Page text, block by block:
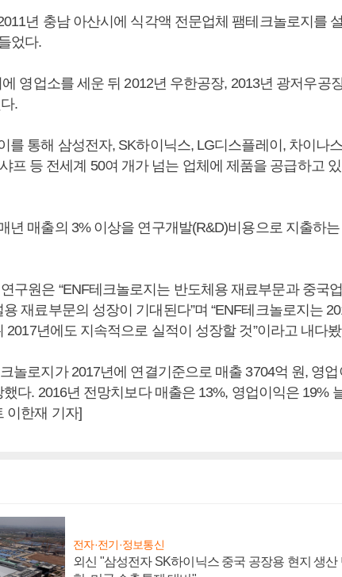
년 충남 아산시에 식각액 전문업체 팸테크놀로지를
었다.
영업소를 세운 뒤 2012년 우한공장, 2013년 광저우공
.
를 통해 삼성전자, SK하이닉스, LG디스플레이, 차이나
프 등 전세계 50여 개가 넘는 업체에 제품을 공급하고
년 매출의 3% 이상을 연구개발(R&D)비용으로 지출하는
구원은 “ENF테크놀로지는 반도체용 재료부문과 중국
재료부문의 성장이 기대된다”며 “ENF테크놀로지는
2017년에도 지속적으로 실적이 성장할 것”이라고 내다
놀로지가 2017년에 연결기준으로 매출 3704억 원, 영업
다. 2016년 전망치보다 매출은 13%, 영업이익은 19%
이한재 기자]
전자·전기·정보통신
외신 "삼성전자 SK하이닉스 중국 공장용 현지 생산